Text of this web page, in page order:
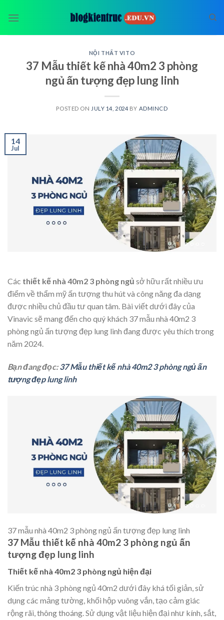
NỘI THẤT VITO
37 Mẫu thiết kế nhà 40m2 3 phòng
ngủ ấn tượng đẹp lung linh
POSTED ON JULY 14, 2024 BY ADMINCD
14
Jul
Các thiết kế nhà 40m2 3 phòng ngủ sở hữu rất nhiều ưu
điểm về thẩm mỹ ấn tượng thu hút và công năng đa dạng
được nhiều chủ đầu tư quan tâm. Bài viết dưới đây của
Vinavic sẽ mang đến cho quý khách 37 mẫu nhà 40m2 3
phòng ngủ ấn tượng đẹp lung linh đang được yêu thích trong
năm 2024.
Bạn đang đọc:37 Mẫu thiết kế nhà 40m2 3 phòng ngủ ấn
tượng đẹp lung linh
37 mẫu nhà 40m2 3 phòng ngủ ấn tượng đẹp lung linh
37 Mẫu thiết kế nhà 40m2 3 phòng ngủ ấn
tượng đẹp lung linh
Thiết kế nhà 40m2 3 phòng ngủ hiện đại
Kiến trúc nhà 3 phòng ngủ 40m2 dưới đây khá tối giản, sử
dụng các mảng tường, khối hộp vuông vắn, tạo cảm giác
rộng rãi, thông thoáng. Sử dụng vật liệu hiện đại như kính, sắt,